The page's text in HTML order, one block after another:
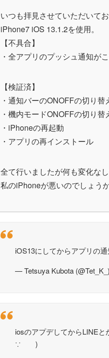
いつも拝見させていただいてお
iPhone7 iOS 13.1.2を使用。
【不具合】
・全アプリのプッシュ通知が
【検証済】
・通知バーのONOFFの切り替
・機内モードONOFFの切り替
・iPhoneの再起動
・アプリの再インストール
全て行いましたが何も変化なし
私のiPhoneが悪いのでしょう
iOS13にしてからアプリの
— Tetsuya Kubota (@Tet_K_)
iosのアプデしてからLINE
∵ )